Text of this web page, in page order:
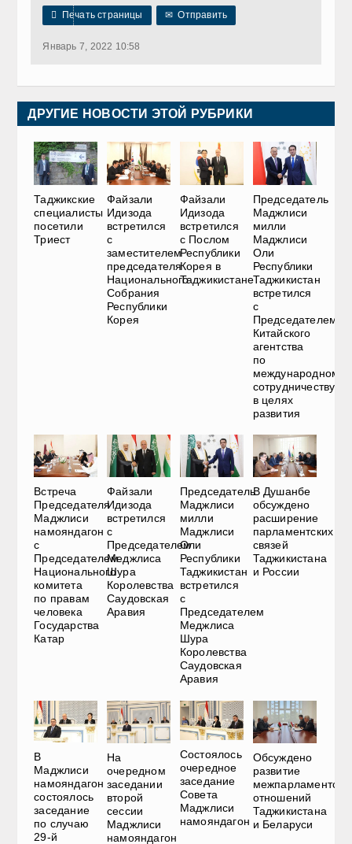
 Печать страницы ✉ Отправить
Январь 7, 2022 10:58
ДРУГИЕ НОВОСТИ ЭТОЙ РУБРИКИ
Таджикские
специалисты
посетили
Триест
Файзали
Идизода
встретился
с
заместителем
председателя
Национального
Собрания
Республики
Корея
Файзали
Идизода
встретился
с Послом
Республики
Корея в
Таджикистане
Председатель
Маджлиси
милли
Маджлиси
Оли
Республики
Таджикистан
встретился
с
Председателем
Китайского
агентства
по
международному
сотрудничеству
в целях
развития
Встреча
Председателя
Маджлиси
намояндагон
с
Председателем
Национального
комитета
по правам
человека
Государства
Катар
Файзали
Идизода
встретился
с
Председателем
Меджлиса
Шура
Королевства
Саудовская
Аравия
Председатель
Маджлиси
милли
Маджлиси
Оли
Республики
Таджикистан
встретился
с
Председателем
Меджлиса
Шура
Королевства
Саудовская
Аравия
В Душанбе
обсуждено
расширение
парламентских
связей
Таджикистана
и России
В
Маджлиси
намояндагон
состоялось
заседание
по случаю
29-й
На
очередном
заседании
второй
сессии
Маджлиси
намояндагон
Состоялось
очередное
заседание
Совета
Маджлиси
намояндагон
Обсуждено
развитие
отношений
Таджикистана
и Беларуси